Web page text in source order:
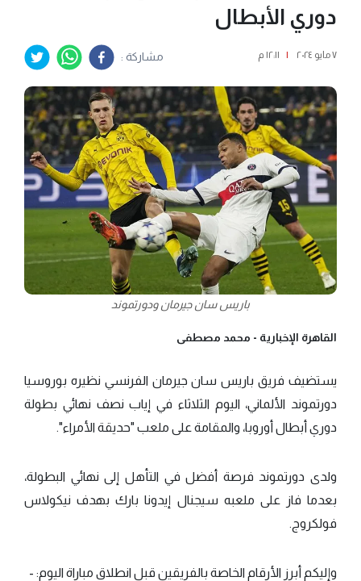
دوري الأبطال
٧ مايو ٢٠٢٤ | ١٢:١١ م مشاركة :
باريس سان جيرمان ودورتموند
القاهرة الإخبارية - محمد مصطفى
يستضيف فريق باريس سان جيرمان الفرنسي نظيره بوروسيا
دورتموند الألماني، اليوم الثلاثاء في إياب نصف نهائي بطولة
دوري أبطال أوروبا، والمقامة على ملعب "حديقة الأمراء".
ولدى دورتموند فرصة أفضل في التأهل إلى نهائي البطولة،
بعدما فاز على ملعبه سيجنال إيدونا بارك بهدف نيكولاس
فولكروج.
وإليكم أبرز الأرقام الخاصة بالفريقين قبل انطلاق مباراة اليوم: -